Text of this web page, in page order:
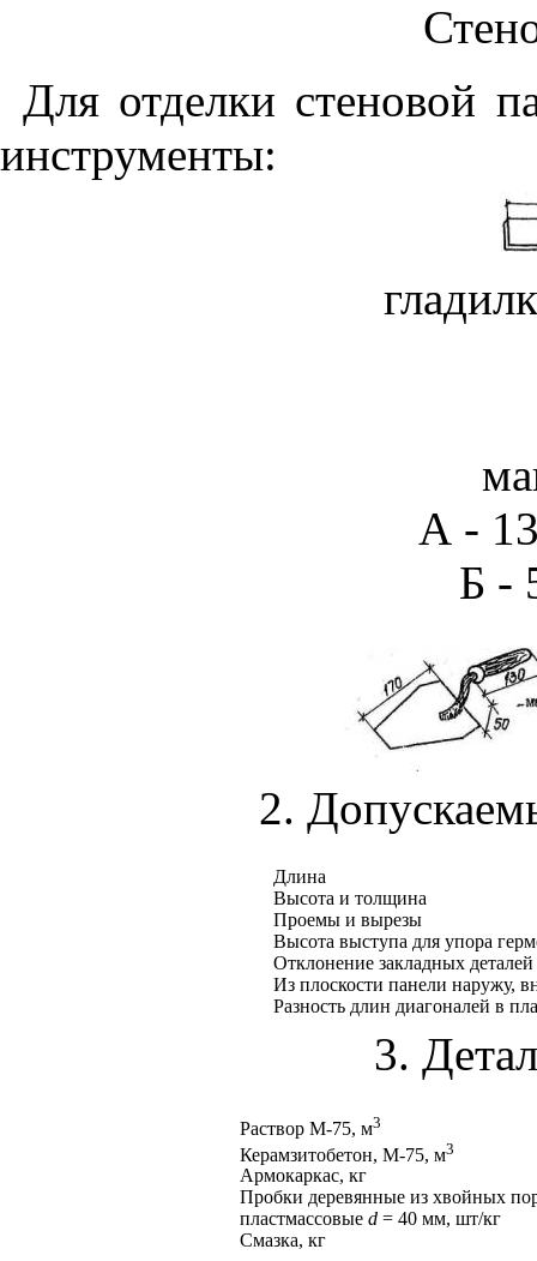
Для отделки стеновой
инструменты:
А -
Б -
2.
Длина
Высота и толщина
Проемы и вырезы
Высота выступа для упора
Отклонение закладных
Из плоскости панели наружу,
Разность длин диагоналей в
3.
Раствор М-75, м3
Керамзитобетон, М-75, м3
Армокаркас, кг
Пробки деревянные из хвойных
пластмассовые d= 40 мм, шт/кг
Смазка, кг